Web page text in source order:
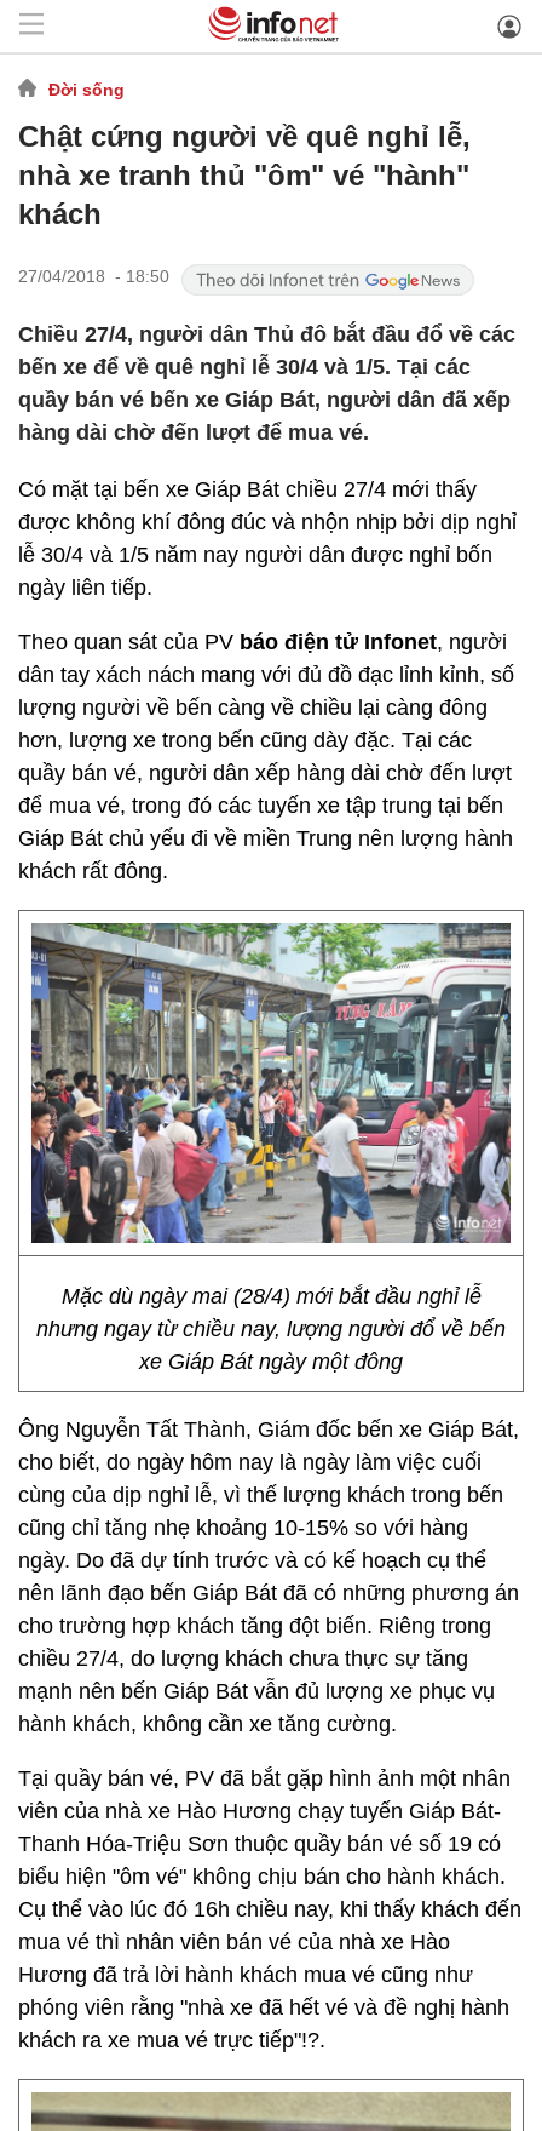
Đời sống
Chật cứng người về quê nghỉ lễ,
nhà xe tranh thủ "ôm" vé "hành"
khách
27/04/2018 - 18:50
Chiều 27/4, người dân Thủ đô bắt đầu đổ về các
bến xe để về quê nghỉ lễ 30/4 và 1/5. Tại các
quầy bán vé bến xe Giáp Bát, người dân đã xếp
hàng dài chờ đến lượt để mua vé.
Có mặt tại bến xe Giáp Bát chiều 27/4 mới thấy
được không khí đông đúc và nhộn nhịp bởi dịp nghỉ
lễ 30/4 và 1/5 năm nay người dân được nghỉ bốn
ngày liên tiếp.
Theo quan sát của PV báo điện tử Infonet, người
dân tay xách nách mang với đủ đồ đạc lỉnh kỉnh, số
lượng người về bến càng về chiều lại càng đông
hơn, lượng xe trong bến cũng dày đặc. Tại các
quầy bán vé, người dân xếp hàng dài chờ đến lượt
để mua vé, trong đó các tuyến xe tập trung tại bến
Giáp Bát chủ yếu đi về miền Trung nên lượng hành
khách rất đông.
Mặc dù ngày mai (28/4) mới bắt đầu nghỉ lễ
nhưng ngay từ chiều nay, lượng người đổ về bến
xe Giáp Bát ngày một đông
Ông Nguyễn Tất Thành, Giám đốc bến xe Giáp Bát,
cho biết, do ngày hôm nay là ngày làm việc cuối
cùng của dịp nghỉ lễ, vì thế lượng khách trong bến
cũng chỉ tăng nhẹ khoảng 10-15% so với hàng
ngày. Do đã dự tính trước và có kế hoạch cụ thể
nên lãnh đạo bến Giáp Bát đã có những phương án
cho trường hợp khách tăng đột biến. Riêng trong
chiều 27/4, do lượng khách chưa thực sự tăng
mạnh nên bến Giáp Bát vẫn đủ lượng xe phục vụ
hành khách, không cần xe tăng cường.
Tại quầy bán vé, PV đã bắt gặp hình ảnh một nhân
viên của nhà xe Hào Hương chạy tuyến Giáp Bát-
Thanh Hóa-Triệu Sơn thuộc quầy bán vé số 19 có
biểu hiện "ôm vé" không chịu bán cho hành khách.
Cụ thể vào lúc đó 16h chiều nay, khi thấy khách đến
mua vé thì nhân viên bán vé của nhà xe Hào
Hương đã trả lời hành khách mua vé cũng như
phóng viên rằng "nhà xe đã hết vé và đề nghị hành
khách ra xe mua vé trực tiếp"!?.